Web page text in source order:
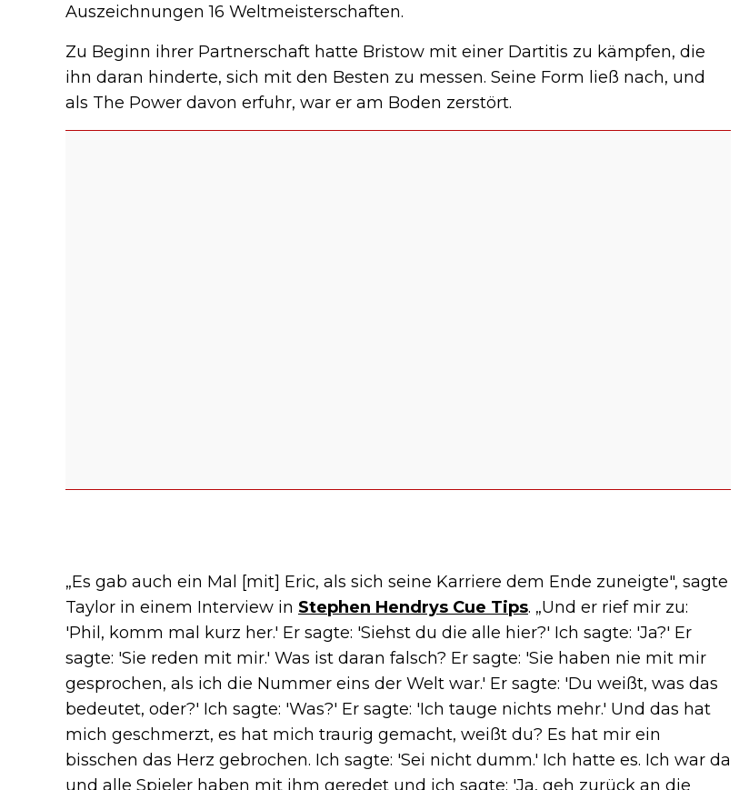
Auszeichnungen 16 Weltmeisterschaften.
Zu Beginn ihrer Partnerschaft hatte Bristow mit einer Dartitis zu kämpfen, die
ihn daran hinderte, sich mit den Besten zu messen. Seine Form ließ nach, und
als The Power davon erfuhr, war er am Boden zerstört.
„Es gab auch ein Mal [mit] Eric, als sich seine Karriere dem Ende zuneigte", sagte
Taylor in einem Interview in Stephen Hendrys Cue Tips. „Und er rief mir zu:
'Phil, komm mal kurz her.' Er sagte: 'Siehst du die alle hier?' Ich sagte: 'Ja?' Er
sagte: 'Sie reden mit mir.' Was ist daran falsch? Er sagte: 'Sie haben nie mit mir
gesprochen, als ich die Nummer eins der Welt war.' Er sagte: 'Du weißt, was das
bedeutet, oder?' Ich sagte: 'Was?' Er sagte: 'Ich tauge nichts mehr.' Und das hat
mich geschmerzt, es hat mich traurig gemacht, weißt du? Es hat mir ein
bisschen das Herz gebrochen. Ich sagte: 'Sei nicht dumm.' Ich hatte es. Ich war da
und alle Spieler haben mit ihm geredet und ich sagte: 'Ja, geh zurück an die